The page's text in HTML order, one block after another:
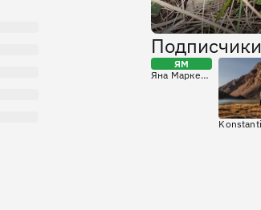
Подписчики
ЯМ
Яна Маркеева